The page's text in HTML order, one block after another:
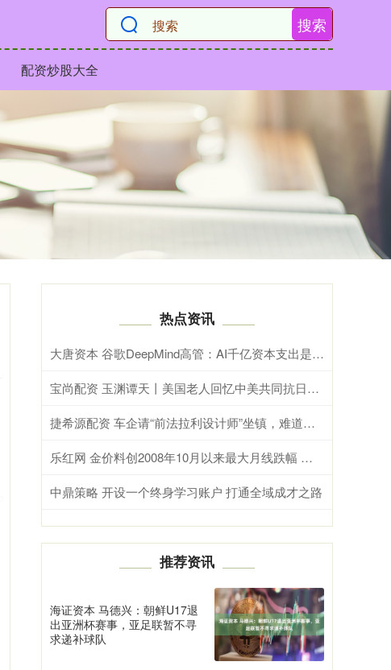
搜索
配资炒股大全
热点资讯
大唐资本 谷歌DeepMind高管：AI千亿资本支出是人类史上最大科学赌注，核心押注\
宝尚配资 玉渊谭天丨美国老人回忆中美共同抗日两度落泪
捷希源配资 车企请“前法拉利设计师”坐镇，难道就为了一点流量？
乐红网 金价料创2008年10月以来最大月线跌幅 市场押注美联储升息
中鼎策略 开设一个终身学习账户 打通全域成才之路
推荐资讯
海证资本 马德兴：朝鲜U17退
出亚洲杯赛事，亚足联暂不寻
求递补球队